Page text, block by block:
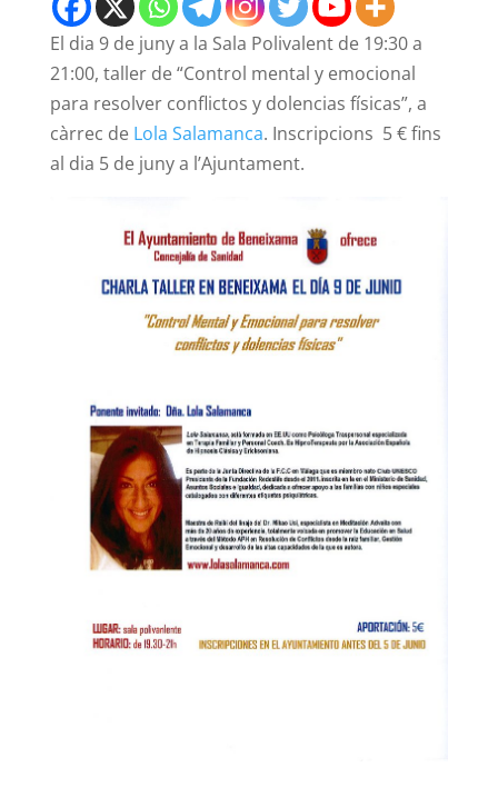
El dia 9 de juny a la Sala Polivalent de 19:30 a
21:00, taller de “Control mental y emocional
para resolver conflictos y dolencias físicas”, a
càrrec de Lola Salamanca. Inscripcions 5 € fins
al dia 5 de juny a l’Ajuntament.